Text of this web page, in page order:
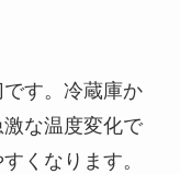
す。冷蔵庫か
な温度変化で
くなります。